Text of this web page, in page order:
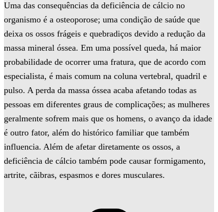
Uma das consequências da deficiência de cálcio no
organismo é a osteoporose; uma condição de saúde que
deixa os ossos frágeis e quebradiços devido a redução da
massa mineral óssea. Em uma possível queda, há maior
probabilidade de ocorrer uma fratura, que de acordo com
especialista, é mais comum na coluna vertebral, quadril e
pulso. A perda da massa óssea acaba afetando todas as
pessoas em diferentes graus de complicações; as mulheres
geralmente sofrem mais que os homens, o avanço da idade
é outro fator, além do histórico familiar que também
influencia. Além de afetar diretamente os ossos, a
deficiência de cálcio também pode causar formigamento,
artrite, cãibras, espasmos e dores musculares.